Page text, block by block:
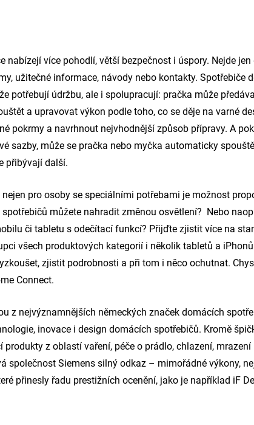
nabízejí více pohodlí, větší bezpečnost i úspory. Nejde
užitečné informace, návody nebo kontakty. Spotřebiče
potřebují údržbu, ale i spolupracují: pračka může
a upravovat výkon podle toho, co se děje na varné
pokrmy a navrhnout nejvhodnější způsob přípravy. A
sazby, může se pračka nebo myčka automaticky
přibývají další.
pro osoby se speciálními potřebami je možnost
můžete nahradit změnou osvětlení? Nebo
či tabletu s odečítací funkcí? Přijďte zjistit více na
všech produktových kategorií i několik tabletů a
zjistit podrobnosti a při tom i něco ochutnat.
Connect.
z nejvýznamnějších německých značek domácích
inovace i design domácích spotřebičů. Kromě
produkty z oblastí vaření, péče o prádlo, chlazení,
společnost Siemens silný odkaz – mimořádné výkony,
přinesly řadu prestižních ocenění, jako je například iF